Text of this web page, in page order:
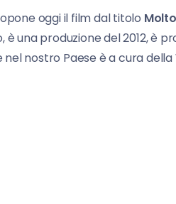
oggi il film dal titolo
una produzione del 2012, è
nel nostro Paese è a cura della